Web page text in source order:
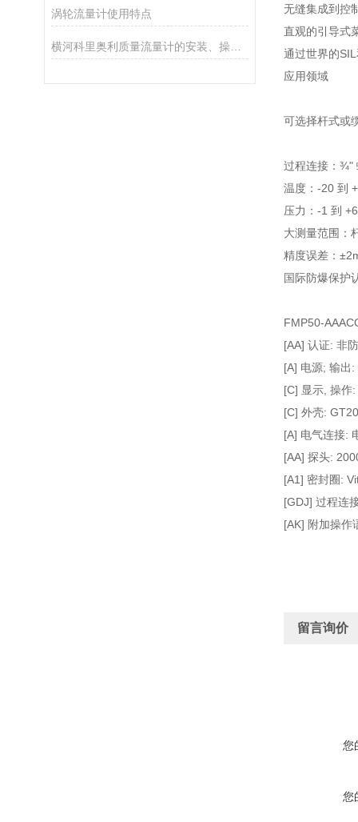
涡轮流量计使用特点
无缝集成到控
直观的引导式
通过世界的
应用领域
可选择杆式或
过程连接：¾"
温度：-20 到
压力：-1 到
大测量范围：
精度误差：
国际防爆保护
FMP50-
[AA] 认证: 非
[A] 电源; 输出
[C] 显示, 操作
[C] 外壳:
[A] 电气连接:
[AA] 探头:
[A1] 密封圈:
[GDJ] 过程连
[AK] 附加操作
留言询价
您
您